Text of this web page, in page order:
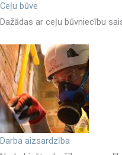
Ceļu būve
Dažādas ar ceļu būvniecību
Darba aizsardzība